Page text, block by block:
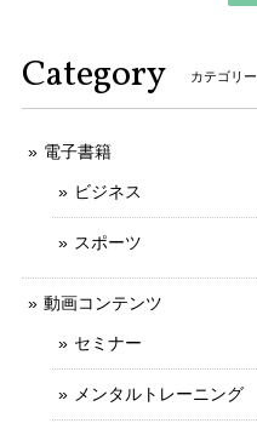
Category カテゴリー
電子書籍
ビジネス
スポーツ
動画コンテンツ
セミナー
メンタルトレーニング